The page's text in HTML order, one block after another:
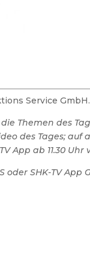
Service GmbH.
Themen des
des Tages; auf
App ab 11.30
oder SHK-TV App